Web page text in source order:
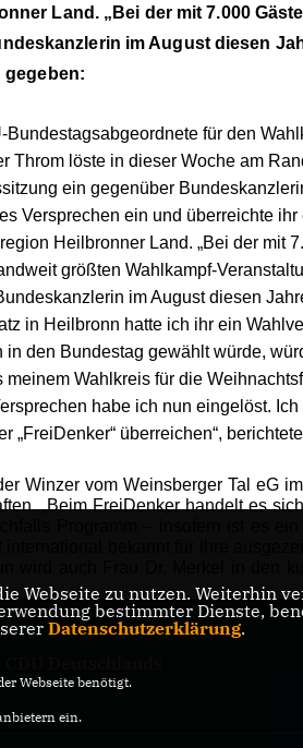
Land. „Bei der mit 7.000
im August diesen
gegeben:
Bundestagsabgeordnete für den
Throm löste in dieser Woche am
ein gegenüber
Versprechen ein und überreichte
Heilbronner Land. „Bei der mit
größten Wahlkampf-
im August diesen
in Heilbronn hatte ich ihr ein
in den Bundestag gewählt würde,
meinem Wahlkreis für die
habe ich nun eingelöst.
überreichen“,
Winzer vom Weinsberger Tal eG
„Beim FreiDenker handelt es
wird auch Frau Dr. Merkel in den
Webseite zu nutzen. Weiterhin
bestimmter Dienste,
Datenschutzerklärung.
Webseite benötigt.
ein.